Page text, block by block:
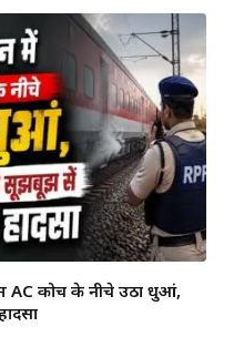
AC कोच के नीचे उठा धुआं,